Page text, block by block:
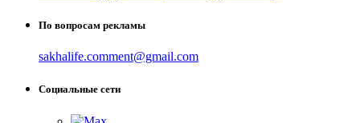
По вопросам рекламы
sakhalife.comment@gmail.com
Социальные сети